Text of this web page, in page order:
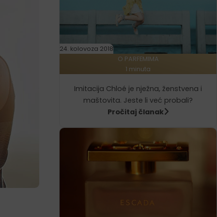
24. kolovoza 2018
O PARFEMIMA
1 minuta
Imitacija Chloé je nježna, ženstvena i
maštovita. Jeste li već probali?
Pročitaj članak